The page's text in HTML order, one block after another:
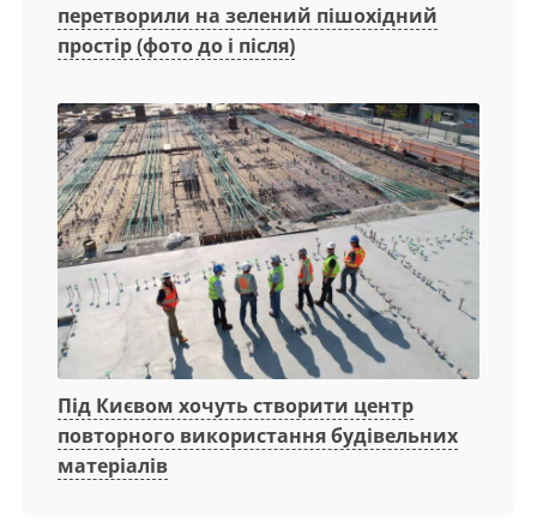
перетворили на зелений пішохідний
простір (фото до і після)
Під Києвом хочуть створити центр
повторного використання будівельних
матеріалів